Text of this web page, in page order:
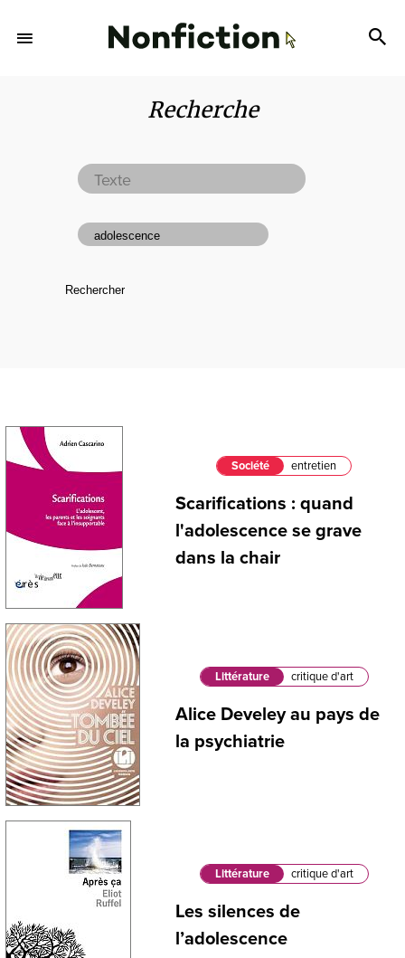
Recherche
Société entretien
Scarifications : quand
l'adolescence se grave
dans la chair
Littérature critique d'art
Alice Develey au pays de
la psychiatrie
Littérature critique d'art
Les silences de
l’adolescence